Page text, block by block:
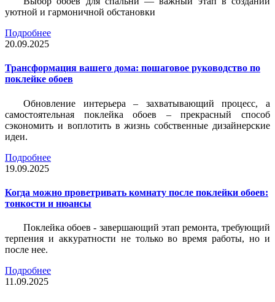
уютной и гармоничной обстановки
Подробнее
20.09.2025
Трансформация вашего дома: пошаговое руководство по
поклейке обоев
Обновление интерьера – захватывающий процесс, а
самостоятельная поклейка обоев – прекрасный способ
сэкономить и воплотить в жизнь собственные дизайнерские
идеи.
Подробнее
19.09.2025
Когда можно проветривать комнату после поклейки обоев:
тонкости и нюансы
Поклейка обоев - завершающий этап ремонта, требующий
терпения и аккуратности не только во время работы, но и
после нее.
Подробнее
11.09.2025